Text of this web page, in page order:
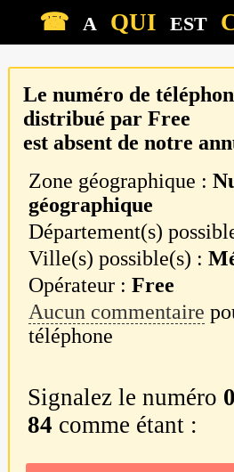
☎ A QUI EST
Le numéro de
distribué par Free
est absent de notre
Zone géographique :
géographique
Département(s)
Ville(s) possible(s) :
Opérateur :Free
Aucun commentaire
téléphone
Signalez le numéro
84 comme étant :